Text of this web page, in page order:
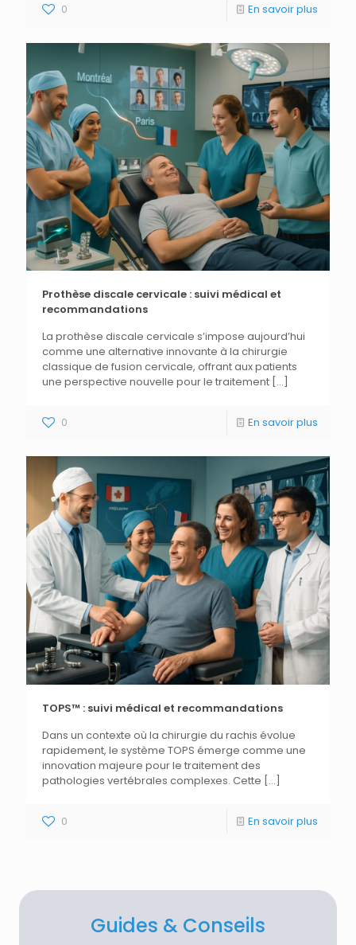
0 En savoir plus
Prothèse discale cervicale : suivi médical et
recommandations
La prothèse discale cervicale s’impose aujourd’hui
comme une alternative innovante à la chirurgie
classique de fusion cervicale, offrant aux patients
une perspective nouvelle pour le traitement […]
0 En savoir plus
TOPS™ : suivi médical et recommandations
Dans un contexte où la chirurgie du rachis évolue
rapidement, le système TOPS émerge comme une
innovation majeure pour le traitement des
pathologies vertébrales complexes. Cette […]
0 En savoir plus
Guides & Conseils